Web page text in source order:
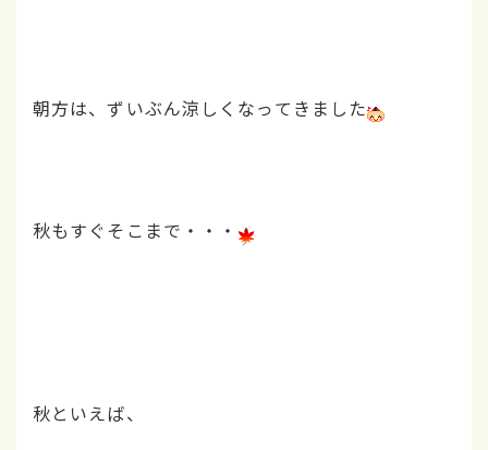
朝方は、ずいぶん涼しくなってきました
秋もすぐそこまで・・・
秋といえば、